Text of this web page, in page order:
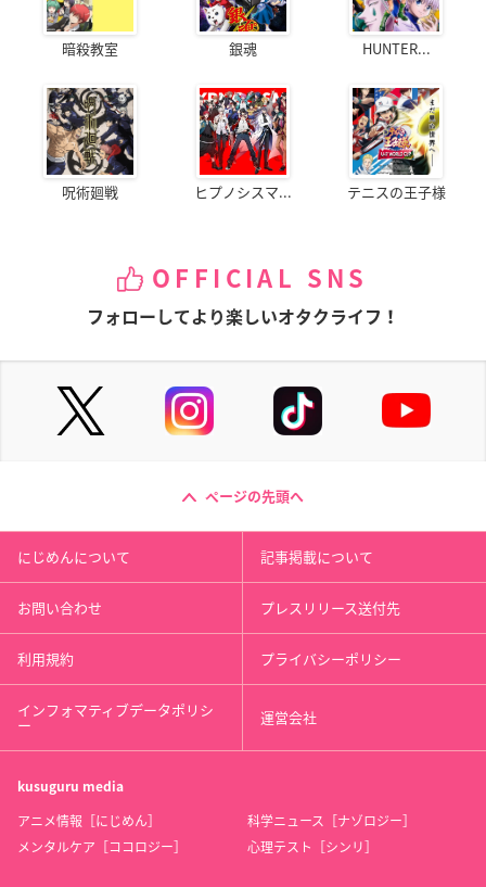
暗殺教室 銀魂 HUNTER...
呪術廻戦 ヒプノシスマ... テニスの王子様
OFFICIAL SNS
フォローしてより楽しいオタクライフ！
ページの先頭へ
にじめんについて 記事掲載について
お問い合わせ プレスリリース送付先
利用規約 プライバシーポリシー
インフォマティブデータポリシ
ー 運営会社
kusuguru media
アニメ情報［にじめん］
科学ニュース［ナゾロジー］
メンタルケア［ココロジー］
心理テスト［シンリ］